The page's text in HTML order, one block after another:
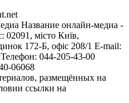
Название онлайн-медиа -
02091, місто Київ,
172-Б, офіс 208/1 E-mail:
Телефон: 044-205-43-00
06068
размещённых на
ссылки на